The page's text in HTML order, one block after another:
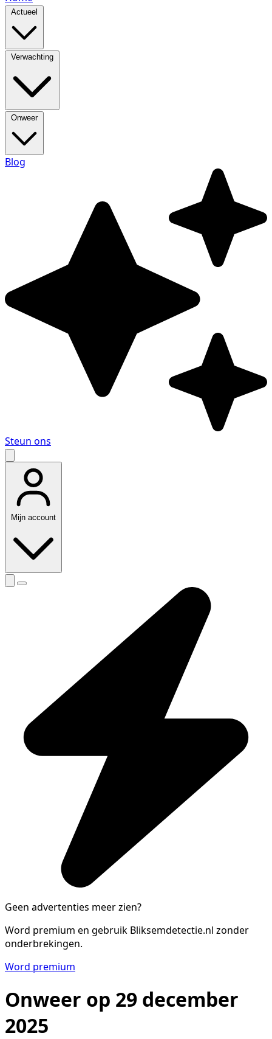
Actueel
Verwachting
Onweer
Blog
Steun ons
Mijn account
Geen advertenties meer zien?
Word premium en gebruik Bliksemdetectie.nl zonder
onderbrekingen.
Word premium
Onweer op 29 december
2025